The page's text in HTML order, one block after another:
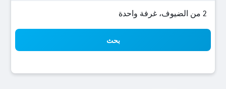
2 من الضيوف، غرفة واحدة
بحث